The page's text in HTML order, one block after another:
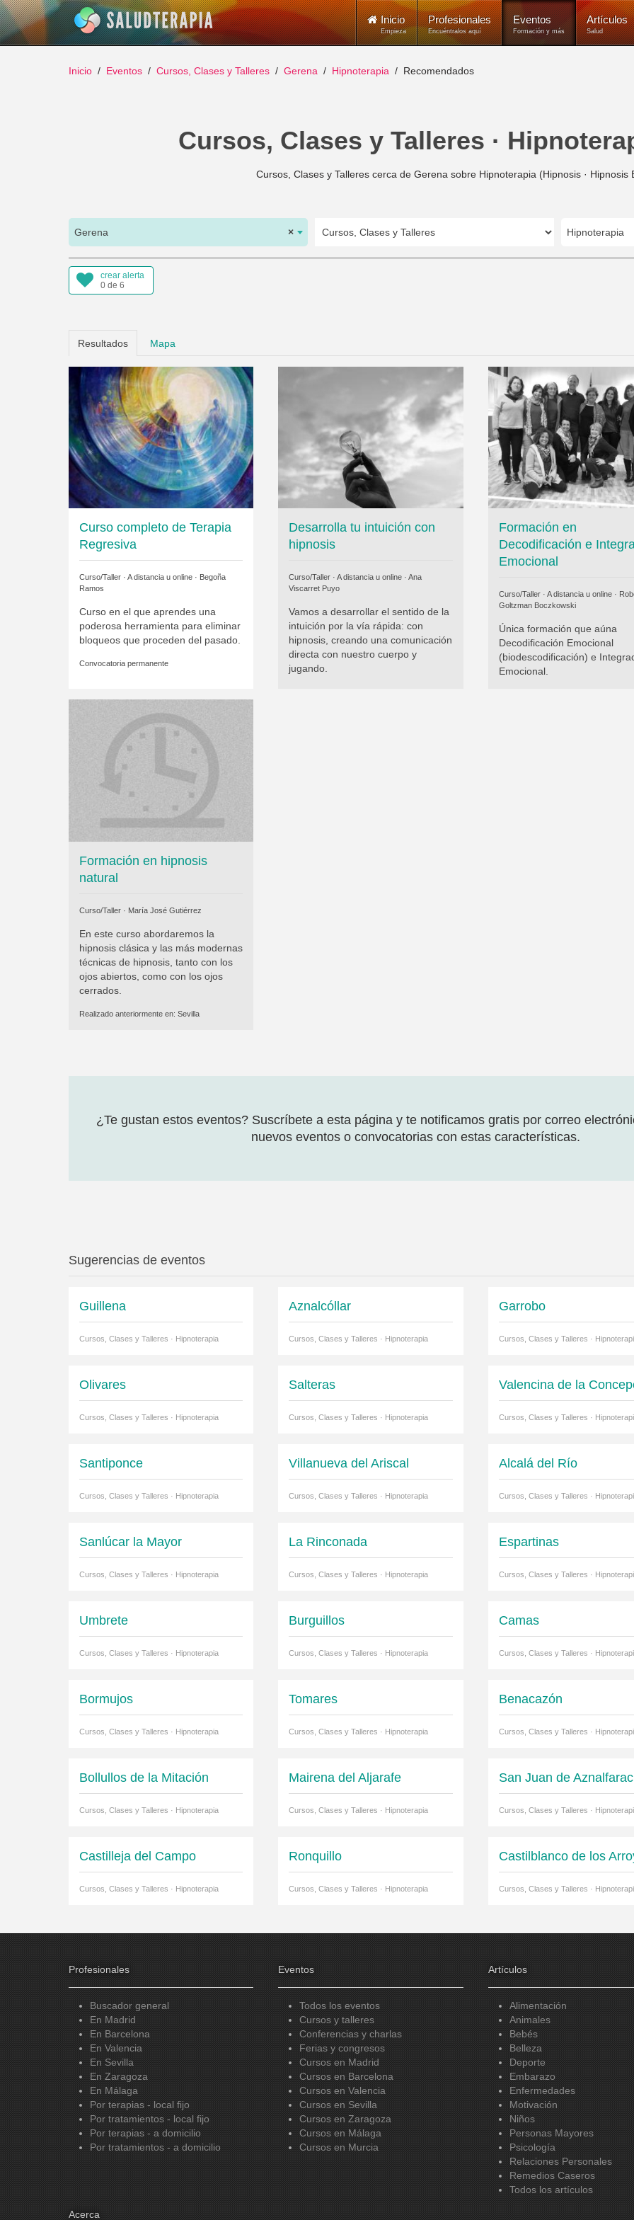
Inicio
Empieza
Profesionales
Encuéntralos aquí
Eventos
Formación y más
Artículos
Salud
Inicio Eventos Cursos, Clases y Talleres Gerena Hipnoterapia Recomendados
Cursos, Clases y Talleres ·
Cursos, Clases y Talleres cerca de Gerena sobre Hipnoterapia (Hipnosis · Hipnosis
×
Gerena Hipnoterapia
crear alerta
0 de 6
Resultados Mapa
Curso completo de Terapia
Regresiva
Curso/Taller · A distancia u online · Begoña
Ramos
Curso en el que aprendes una
poderosa herramienta para eliminar
bloqueos que proceden del pasado.
Convocatoria permanente
Desarrolla tu intuición con
hipnosis
Curso/Taller · A distancia u online ·Ana
Viscarret Puyo
Vamos a desarrollar el sentido de la
intuición por la vía rápida: con
hipnosis, creando una comunicación
directa con nuestro cuerpo y
jugando.
Formación en
Decodificación e
Emocional
Curso/Taller · A distancia u online ·
Goltzman Boczkowski
Única formación que aúna
Decodificación Emocional
(biodescodificación) e
Emocional.
Formación en hipnosis
natural
Curso/Taller · María José Gutiérrez
En este curso abordaremos la
hipnosis clásica y las más modernas
técnicas de hipnosis, tanto con los
ojos abiertos, como con los ojos
cerrados.
Realizado anteriormente en: Sevilla
¿Te gustan estos eventos? Suscríbete a esta página y te notificamos gratis por correo
nuevos eventos o convocatorias con estas características.
Sugerencias de eventos
Guillena
Cursos, Clases y Talleres · Hipnoterapia
Aznalcóllar
Cursos, Clases y Talleres · Hipnoterapia
Garrobo
Cursos, Clases y Talleres ·
Olivares
Cursos, Clases y Talleres · Hipnoterapia
Salteras
Cursos, Clases y Talleres · Hipnoterapia
Valencina de la
Cursos, Clases y Talleres ·
Santiponce
Cursos, Clases y Talleres · Hipnoterapia
Villanueva del Ariscal
Cursos, Clases y Talleres · Hipnoterapia
Alcalá del Río
Cursos, Clases y Talleres ·
Sanlúcar la Mayor
Cursos, Clases y Talleres · Hipnoterapia
La Rinconada
Cursos, Clases y Talleres · Hipnoterapia
Espartinas
Cursos, Clases y Talleres ·
Umbrete
Cursos, Clases y Talleres · Hipnoterapia
Burguillos
Cursos, Clases y Talleres · Hipnoterapia
Camas
Cursos, Clases y Talleres ·
Bormujos
Cursos, Clases y Talleres · Hipnoterapia
Tomares
Cursos, Clases y Talleres · Hipnoterapia
Benacazón
Cursos, Clases y Talleres ·
Bollullos de la Mitación
Cursos, Clases y Talleres · Hipnoterapia
Mairena del Aljarafe
Cursos, Clases y Talleres · Hipnoterapia
San Juan de
Cursos, Clases y Talleres ·
Castilleja del Campo
Cursos, Clases y Talleres · Hipnoterapia
Ronquillo
Cursos, Clases y Talleres · Hipnoterapia
Castilblanco de los
Cursos, Clases y Talleres ·
Profesionales
Buscador general
En Madrid
En Barcelona
En Valencia
En Sevilla
En Zaragoza
En Málaga
Por terapias - local fijo
Por tratamientos - local fijo
Por terapias - a domicilio
Por tratamientos - a domicilio
Eventos
Todos los eventos
Cursos y talleres
Conferencias y charlas
Ferias y congresos
Cursos en Madrid
Cursos en Barcelona
Cursos en Valencia
Cursos en Sevilla
Cursos en Zaragoza
Cursos en Málaga
Cursos en Murcia
Artículos
Alimentación
Animales
Bebés
Belleza
Deporte
Embarazo
Enfermedades
Motivación
Niños
Personas Mayores
Psicología
Relaciones Personales
Remedios Caseros
Todos los artículos
Acerca